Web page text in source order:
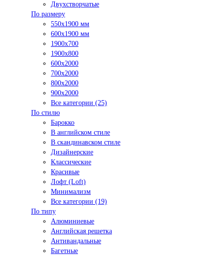
Двухстворчатые
По размеру
550x1900 мм
600x1900 мм
1900х700
1900х800
600x2000
700x2000
800x2000
900x2000
Все категории (25)
По стилю
Барокко
В английском стиле
В скандинавском стиле
Дизайнерские
Классические
Красивые
Лофт (Loft)
Минимализм
Все категории (19)
По типу
Алюминиевые
Английская решетка
Антивандальные
Багетные